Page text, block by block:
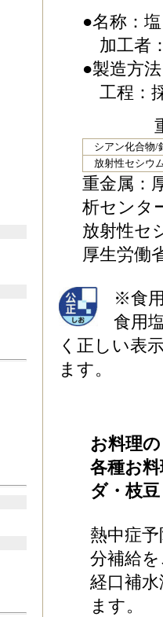
●名称：
加工者
●製造方
工程：
重金属
シアン化合物/
放射性セシウ
重金属：
析センタ
放射性セ
厚生労働
※食
食用
く正しい表
ます。
お料理
各種お
ダ・枝
熱中症
分補給
経口補
ます。